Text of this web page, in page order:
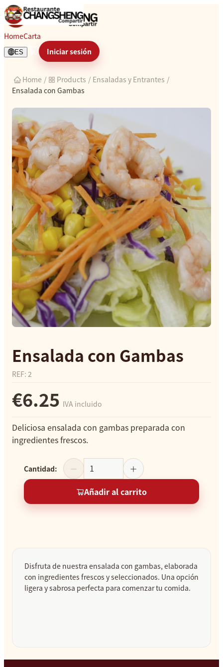
Ensalada con Gambas
HomeCarta
ES Iniciar sesión
Home / Products / Ensaladas y Entrantes /
Ensalada con Gambas
Ensalada con Gambas
REF: 2
€6.25 IVA incluido
Deliciosa ensalada con gambas preparada con
ingredientes frescos.
Cantidad:
Añadir al carrito
Disfruta de nuestra ensalada con gambas, elaborada
con ingredientes frescos y seleccionados. Una opción
ligera y sabrosa perfecta para comenzar tu comida.